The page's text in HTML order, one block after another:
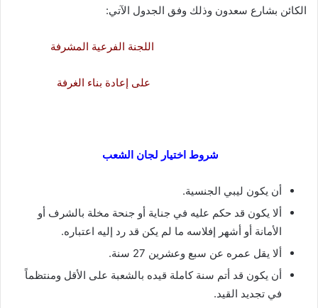
الكائن بشارع سعدون وذلك وفق الجدول الآتي:
اللجنة الفرعية المشرفة
على إعادة بناء الغرفة
شروط اختيار لجان الشعب
أن يكون ليبي الجنسية.
ألا يكون قد حكم عليه في جناية أو جنحة مخلة بالشرف أو
الأمانة أو أشهر إفلاسه ما لم يكن قد رد إليه اعتباره.
ألا يقل عمره عن سبع وعشرين 27 سنة.
أن يكون قد أتم سنة كاملة قيده بالشعبة على الأقل ومنتظماً
في تجديد القيد.